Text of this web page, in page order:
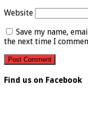
Website
Save my name,
the next time I
Find us on Facebook